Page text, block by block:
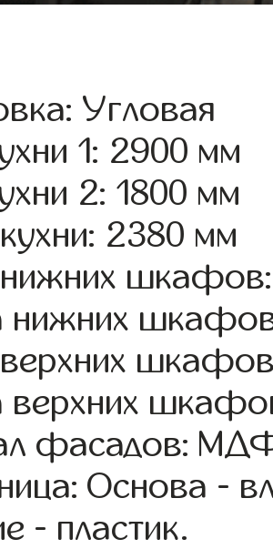
Угловая
1: 2900 мм
2: 1800 мм
2380 мм
нижних
верхних
фасадов:
Основа -
- пластик.